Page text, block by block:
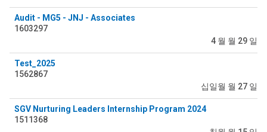
Audit - MG5 - JNJ - Associates
1603297
4 월 월 29 일
Test_2025
1562867
십일월 월 27 일
SGV Nurturing Leaders Internship Program 2024
1511368